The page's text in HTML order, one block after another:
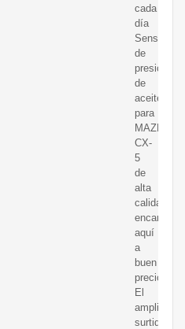
cada
día
Sensor
de
presión
de
aceite
para
MAZDA
CX-
5
de
alta
calidad,
encargue
aquí
a
buen
precio
El
amplio
surtido